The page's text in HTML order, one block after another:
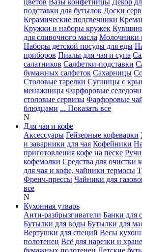
цветов Вазы конфетницы Декор
подставки для бутылок Доски
Керамические подсвечники
Кружки и наборы кружек
для сливочного масла Молочники
Наборы детской посуды для еды
приборов Пиалы для чая и супа
салатников Салфетки-подставки
бумажных салфеток Сахарницы
Столовые тарелки Супницы с
менажницы Фарфоровые
столовые сервизы Фарфоровые
блюдцами ... Показать все
N
Для чая и кофе
Аксессуары Гейзерные кофеварки
и заварники для чая Кофейники
приготовления кофе на песке
кофемолки Средства для очистки
для чая и кофе, чайники термосы
Френч-прессы Чайники для
все
N
Кухонная утварь
Анти-разбрызгиватели Банки для
Бутылки для воды Бутылки для
Вертушки для специй Весы
полотенец Всё для нарезки и
бумажных полотенец Детские